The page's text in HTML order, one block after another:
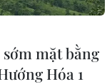
mặt bằng
Hóa 1